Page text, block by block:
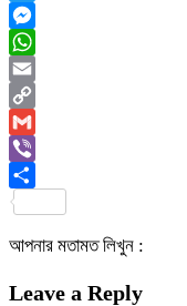
Twitter
Messenger
WhatsApp
Email
Copy
Link
Gmail
Viber
আপনার মতামত লিখুন :
Leave a Reply